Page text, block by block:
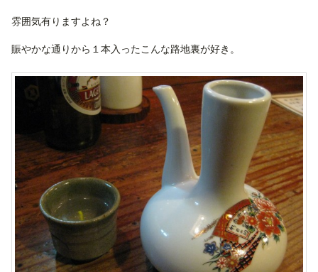
雰囲気有りますよね？
賑やかな通りから１本入ったこんな路地裏が好き。